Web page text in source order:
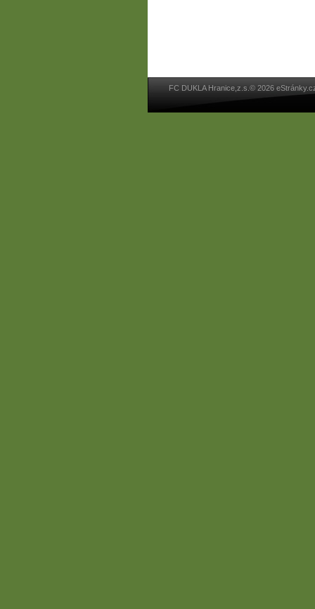
FC DUKLA Hranice,z.s.© 2026